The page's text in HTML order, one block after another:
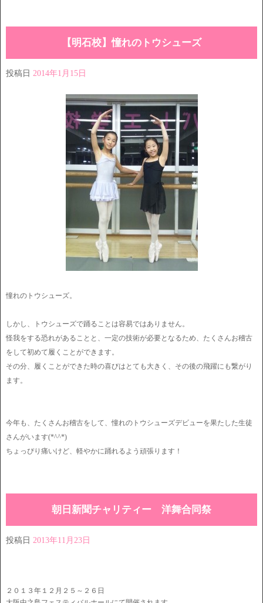
【明石校】憧れのトウシューズ
投稿日 2014年1月15日
憧れのトウシューズ。
しかし、トウシューズで踊ることは容易ではありません。
怪我をする恐れがあることと、一定の技術が必要となるため、たくさんお稽古
をして初めて履くことができます。
その分、履くことができた時の喜びはとても大きく、その後の飛躍にも繋がり
ます。
今年も、たくさんお稽古をして、憧れのトウシューズデビューを果たした生徒
さんがいます(*^^*)
ちょっぴり痛いけど、軽やかに踊れるよう頑張ります！
朝日新聞チャリティー 洋舞合同祭
投稿日 2013年11月23日
２０１３年１２月２５～２６日